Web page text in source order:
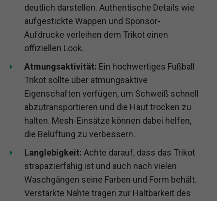
deutlich darstellen. Authentische Details wie
aufgestickte Wappen und Sponsor-
Aufdrucke verleihen dem Trikot einen
offiziellen Look.
Atmungsaktivität: Ein hochwertiges Fußball
Trikot sollte über atmungsaktive
Eigenschaften verfügen, um Schweiß schnell
abzutransportieren und die Haut trocken zu
halten. Mesh-Einsätze können dabei helfen,
die Belüftung zu verbessern.
Langlebigkeit: Achte darauf, dass das Trikot
strapazierfähig ist und auch nach vielen
Waschgängen seine Farben und Form behält.
Verstärkte Nähte tragen zur Haltbarkeit des